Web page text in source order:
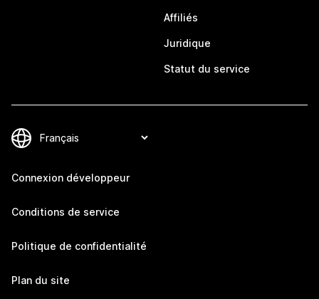
Affiliés
Juridique
Statut du service
Connexion développeur
Conditions de service
Politique de confidentialité
Plan du site